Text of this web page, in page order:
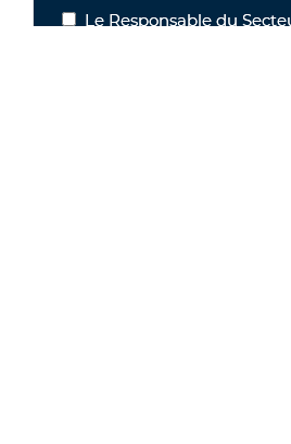
Le Responsable du Secteur
Le Responsable du